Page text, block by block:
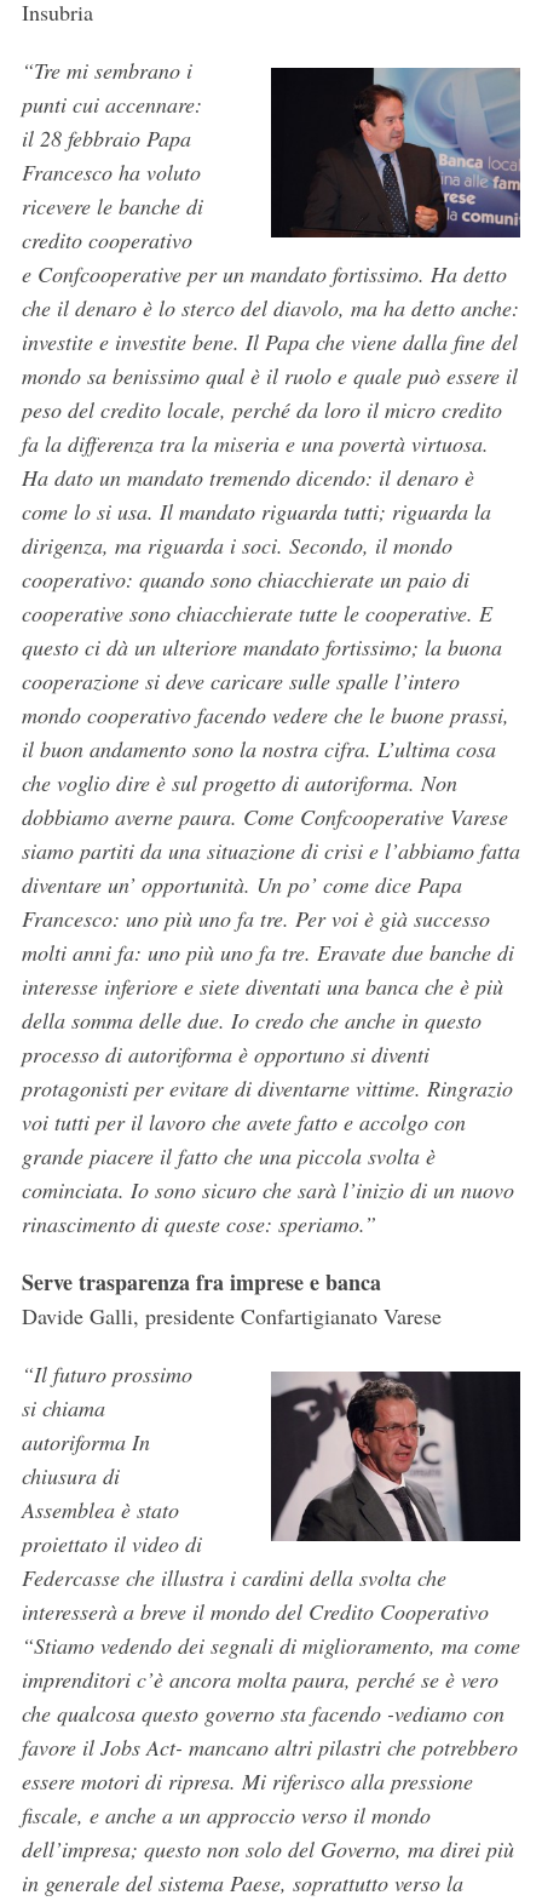
Insubria
“Tre mi sembrano i
punti cui accennare:
il 28 febbraio Papa
Francesco ha voluto
ricevere le banche di
credito cooperativo
e Confcooperative per un mandato fortissimo. Ha detto
che il denaro è lo sterco del diavolo, ma ha detto anche:
investite e investite bene. Il Papa che viene dalla fine del
mondo sa benissimo qual è il ruolo e quale può essere il
peso del credito locale, perché da loro il micro credito
fa la differenza tra la miseria e una povertà virtuosa.
Ha dato un mandato tremendo dicendo: il denaro è
come lo si usa. Il mandato riguarda tutti; riguarda la
dirigenza, ma riguarda i soci. Secondo, il mondo
cooperativo: quando sono chiacchierate un paio di
cooperative sono chiacchierate tutte le cooperative. E
questo ci dà un ulteriore mandato fortissimo; la buona
cooperazione si deve caricare sulle spalle l’intero
mondo cooperativo facendo vedere che le buone prassi,
il buon andamento sono la nostra cifra. L’ultima cosa
che voglio dire è sul progetto di autoriforma. Non
dobbiamo averne paura. Come Confcooperative Varese
siamo partiti da una situazione di crisi e l’abbiamo fatta
diventare un’ opportunità. Un po’ come dice Papa
Francesco: uno più uno fa tre. Per voi è già successo
molti anni fa: uno più uno fa tre. Eravate due banche di
interesse inferiore e siete diventati una banca che è più
della somma delle due. Io credo che anche in questo
processo di autoriforma è opportuno si diventi
protagonisti per evitare di diventarne vittime. Ringrazio
voi tutti per il lavoro che avete fatto e accolgo con
grande piacere il fatto che una piccola svolta è
cominciata. Io sono sicuro che sarà l’inizio di un nuovo
rinascimento di queste cose: speriamo.”
Serve trasparenza fra imprese e banca
Davide Galli, presidente Confartigianato Varese
“Il futuro prossimo
si chiama
autoriforma In
chiusura di
Assemblea è stato
proiettato il video di
Federcasse che illustra i cardini della svolta che
interesserà a breve il mondo del Credito Cooperativo
“Stiamo vedendo dei segnali di miglioramento, ma come
imprenditori c’è ancora molta paura, perché se è vero
che qualcosa questo governo sta facendo -vediamo con
favore il Jobs Act- mancano altri pilastri che potrebbero
essere motori di ripresa. Mi riferisco alla pressione
fiscale, e anche a un approccio verso il mondo
dell’impresa; questo non solo del Governo, ma direi più
in generale del sistema Paese, soprattutto verso la
S
a
r
c
o
r
: